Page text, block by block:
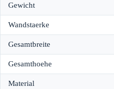
Gewicht
Wandstaerke
Gesamtbreite
Gesamthoehe
Material